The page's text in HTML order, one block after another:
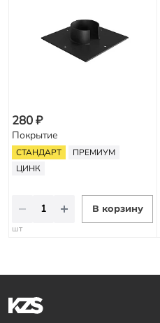
280 ₽
Покрытие
СТАНДАРТ
ПРЕМИУМ
ЦИНК
В корзину
шт